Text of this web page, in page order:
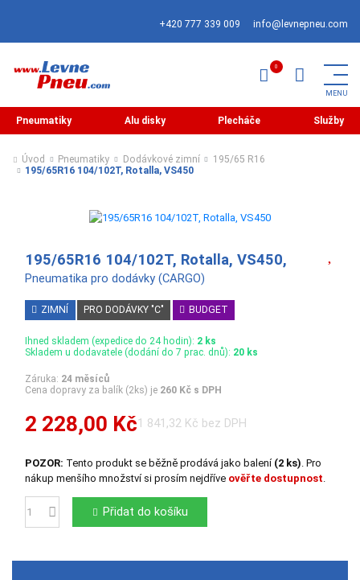
+420 777 339 009 info@levnepneu.com
Pneumatiky Alu disky Plecháče Služby
Úvod Pneumatiky Dodávkové zimní
195/65 R16
195/65R16 104/102T, Rotalla, VS450
195/65R16 104/102T, Rotalla, VS450,
Pneumatika pro dodávky (CARGO)
ZIMNÍ PRO DODÁVKY "C" BUDGET
Ihned skladem (expedice do 24 hodin): 2 ks
Skladem u dodavatele (dodání do 7 prac. dnů): 20 ks
Záruka: 24 měsíců
Cena dopravy za balík (2ks) je 260 Kč s DPH
2 228,00 Kč1 841,32 Kč bez DPH
POZOR: Tento produkt se běžně prodává jako balení (2 ks) . Pro
nákup menšího množství si prosím nejdříve ověřte dostupnost
Počet Přidat do košíku